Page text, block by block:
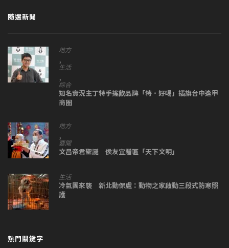
隨選新聞
地方
,
生活
,
綜合
知名實況主丁特手搖飲品牌「特．好喝」插旗台中逢甲
商圈
地方
,
要聞
文昌帝君聖誕 侯友宜贈匾「天下文明」
生活
冷氣團來襲 新北動保處：動物之家啟動三段式防寒照
護
熱門關鍵字